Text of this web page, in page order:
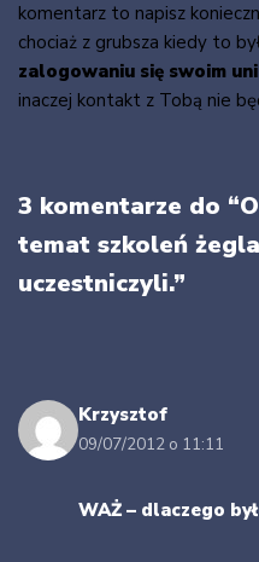
komentarz to napisz
chociaż z grubsza kiedy to
zalogowaniu się swoim
inaczej kontakt z Tobą nie
3 komentarze do
temat szkoleń
uczestniczyli.”
Krzysztof
09/07/2012 o 11:11
WAŻ – dlaczego